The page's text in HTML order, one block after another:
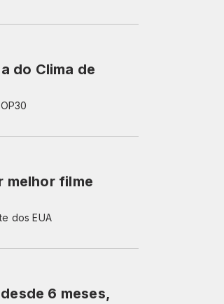
do Clima de
melhor filme
dos EUA
6 meses,